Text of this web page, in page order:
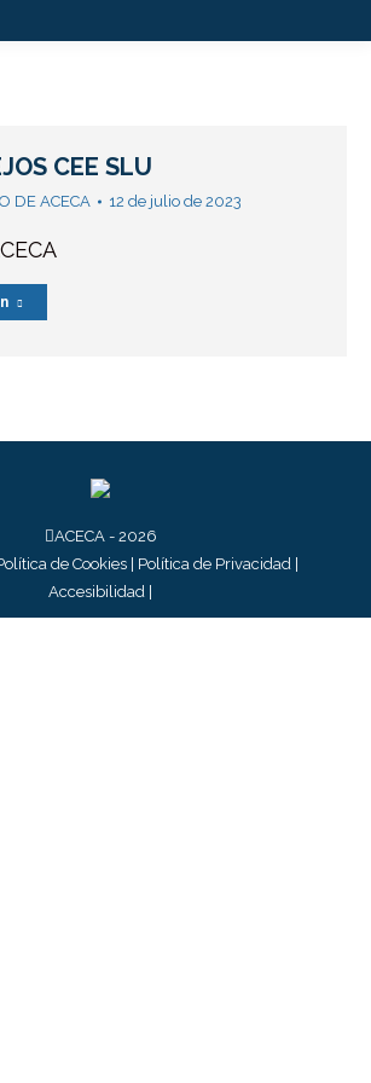
CEE SLU
DE ACECA 12 de julio de 2023
ACECA - 2026
de Cookies Política de Privacidad
Accesibilidad